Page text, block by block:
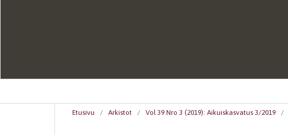
Etusivu / Arkistot / Vol 39 Nro 3 (2019): Aikuiskasvatus 3/2019 /